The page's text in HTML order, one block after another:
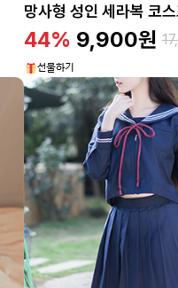
망사형 성인 세라복 코스
44% 9,900원